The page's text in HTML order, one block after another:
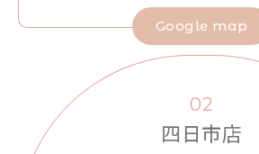
Google map
02
四日市店